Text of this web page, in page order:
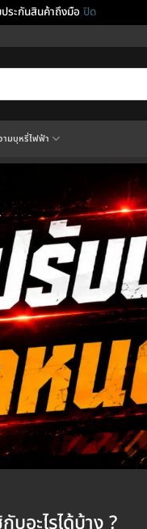
ระกันสินค้าถึงมือ ปิด
มบุหรี่ไฟฟ้า
อะไรได้บ้าง ?